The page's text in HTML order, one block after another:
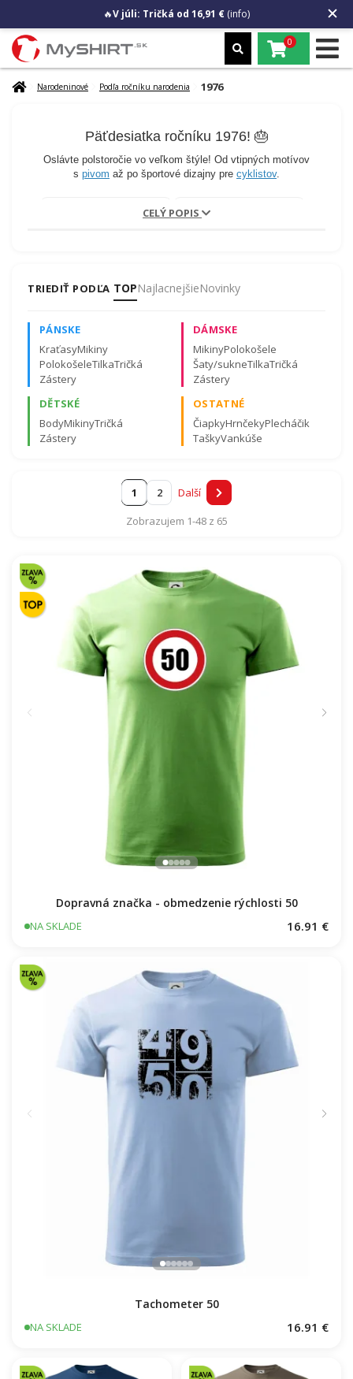
🔥V júli: Tričká od 16,91 € (info)
0
Narodeninové Podľa ročníku narodenia 1976
Päťdesiatka ročníku 1976! 🎂
Oslávte polstoročie vo veľkom štýle! Od vtipných motívov
s pivom až po športové dizajny pre cyklistov.
Päťdesiatnik ČSSR 1976 v kocke
Tachometer 50 Je mi 50 + pivo
a veľkosť.
🎁 MENO NA PRODUKT
ZADARMO
Chcete na tričko meno alebo číslo?
nepredlžuje odoslanie!
Certifikovaná kvalita materiálov a záruka spokojnosti.
CELÝ POPIS
TRIEDIŤ PODĽA TOPNajlacnejšieNovinky
PÁNSKE
KraťasyMikiny
PolokošeleTilkaTričká
Zástery
DÁMSKE
MikinyPolokošele
Šaty/sukneTilkaTričká
Zástery
DĚTSKÉ
BodyMikinyTričká
Zástery
OSTATNÉ
ČiapkyHrnčekyPlecháčik
TaškyVankúše
Zobrazujem 1-48 z 65
1 2 Další
Dopravná značka - obmedzenie rýchlosti 50
NA SKLADE 16.91 €
Tachometer 50
NA SKLADE 16.91 €